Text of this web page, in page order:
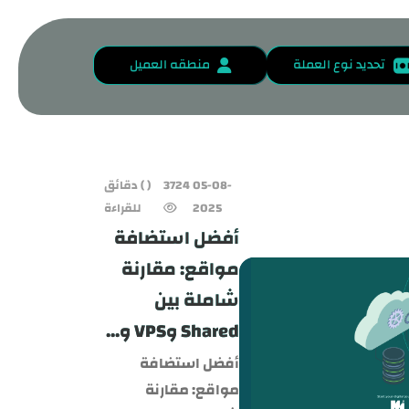
تحديد نوع العملة منطقه العميل
05-08-
2025
3724 ( ) دقائق
للقراءة
أفضل استضافة
مواقع: مقارنة
شاملة بين
Shared وVPS و...
أفضل استضافة
مواقع: مقارنة